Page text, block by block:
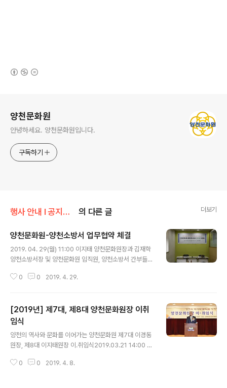
양천문화원
안녕하세요. 양천문화원입니다.
구독하기
행사 안내 Ι 공지사항/문화원 소식 의 다른 글 더보기
양천문화원-양천소방서 업무협약 체결
2019. 04. 29(월) 11:00 이지태 양천문화원장과 김재학
양천소방서장 및 양천문화원 임직원, 양천소방서 간부들이
족분들께 양천문화원이 보유하고 있는 다양한 문화컨텐츠
대응교육 지원을 위한 업무협약을 체결 하였으며, 오늘의
업무 협약을 토대로 양 기관은 상호 이해를 증진하고 구민
들께 다양한 서비스를 제공해 나가는데 최선을 다해 협조
키로 하였습니다.
0 0 2019. 4. 29.
[2019년] 제7대, 제8대 양천문화원장 이취
임식
양천의 역사와 문화를 이어가는 양천문화원 제7대 이경동
원장, 제8대 이지태원장 이.취임식2019.03.21 14:00 양
0 0 2019. 4. 8.